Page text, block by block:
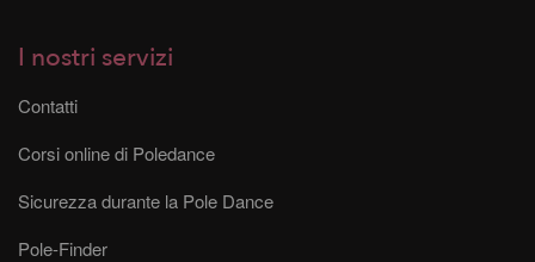
I nostri servizi
Contatti
Corsi online di Poledance
Sicurezza durante la Pole Dance
Pole-Finder